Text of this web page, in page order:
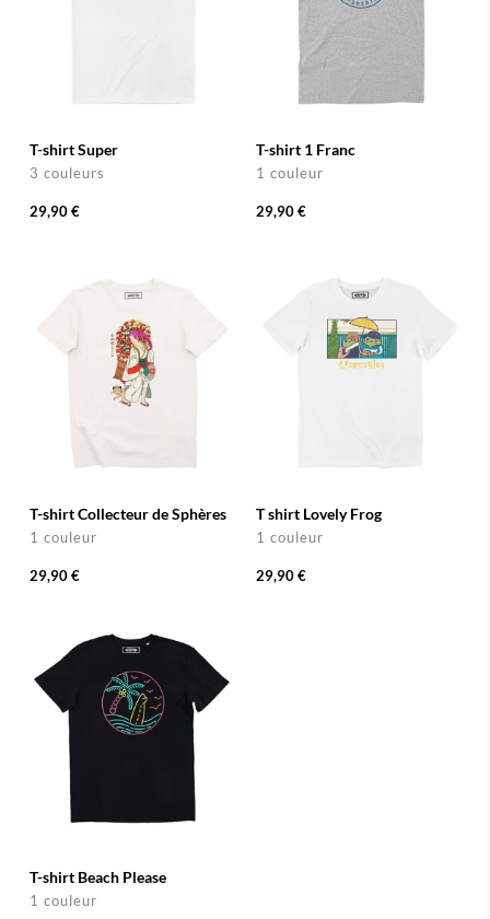
T-shirt Super
3 couleurs
29,90 €
T-shirt 1 Franc
1 couleur
29,90 €
T-shirt Collecteur de Sphères
1 couleur
29,90 €
T shirt Lovely Frog
1 couleur
29,90 €
T-shirt Beach Please
1 couleur